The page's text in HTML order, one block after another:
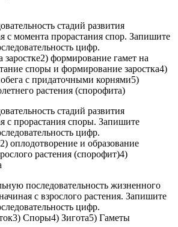
стадий развития
с момента прорастания спор. Запишите
цифр.
заростке2) формирование гамет на
споры и формирование заростка4)
с придаточными корнями5)
растения (спорофита)
стадий развития
с прорастания споры. Запишите
цифр.
оплодотворение и образование
растения (спорофит)4)
последовательность жизненного
с взрослого растения. Запишите
цифр.
Споры4) Зигота5) Гаметы